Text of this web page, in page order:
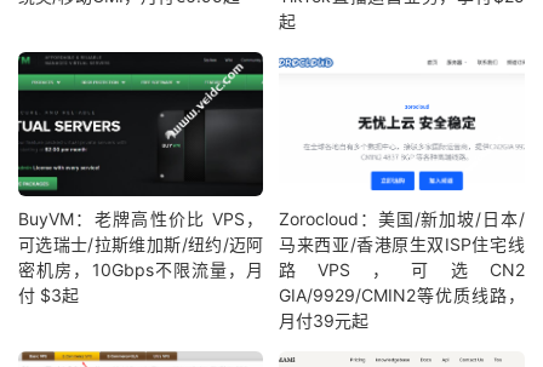
起
BuyVM：老牌高性价比 VPS，
可选瑞士/拉斯维加斯/纽约/迈阿
密机房，10Gbps不限流量，月
付 $3起
Zorocloud：美国/新加坡/日本/
马来西亚/香港原生双ISP住宅线
路VPS，可选CN2
GIA/9929/CMIN2等优质线路，
月付39元起